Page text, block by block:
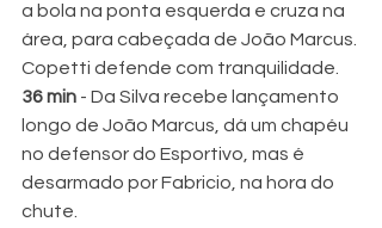
a bola na ponta esquerda e cruza na
área, para cabeçada de João Marcus.
Copetti defende com tranquilidade.
36 min - Da Silva recebe lançamento
longo de João Marcus, dá um chapéu
no defensor do Esportivo, mas é
desarmado por Fabricio, na hora do
chute.